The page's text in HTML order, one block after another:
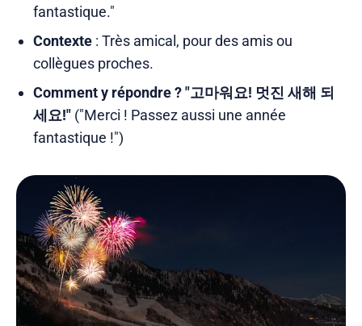
fantastique."
Contexte: Très amical, pour des amis ou
collègues proches.
Comment y répondre ? "고마워요! 멋진 새해 되
세요!"("Merci ! Passez aussi une année
fantastique !")